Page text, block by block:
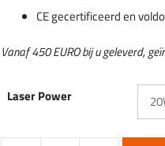
CE gecertificeerd en
Vanaf 450 EURO bij u geleverd,
Laser Power